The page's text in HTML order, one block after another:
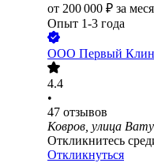
от 200 000 ₽ за
Опыт 1-3 года
ООО Первый
4.4
•
47 отзывов
Ковров, улица
Откликнитесь
Откликнуться